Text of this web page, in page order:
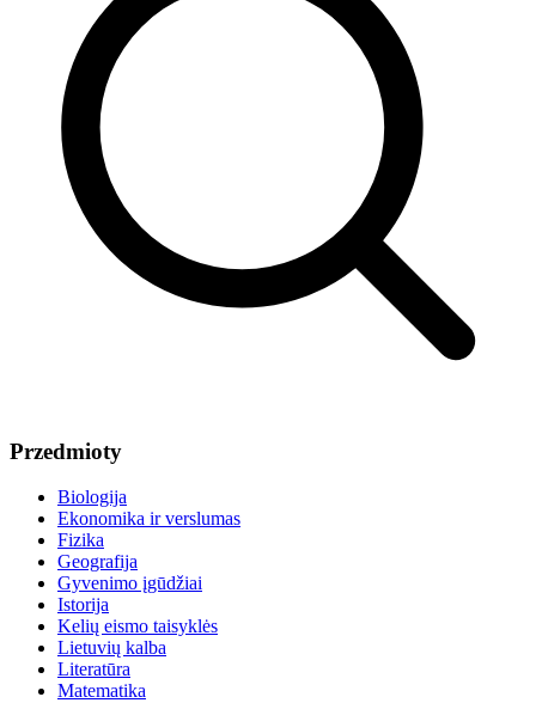
Przedmioty
Biologija
Ekonomika ir verslumas
Fizika
Geografija
Gyvenimo įgūdžiai
Istorija
Kelių eismo taisyklės
Lietuvių kalba
Literatūra
Matematika